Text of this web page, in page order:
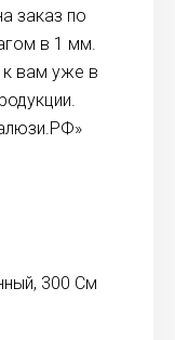
заказ по
в 1 мм.
вам уже в
300 См